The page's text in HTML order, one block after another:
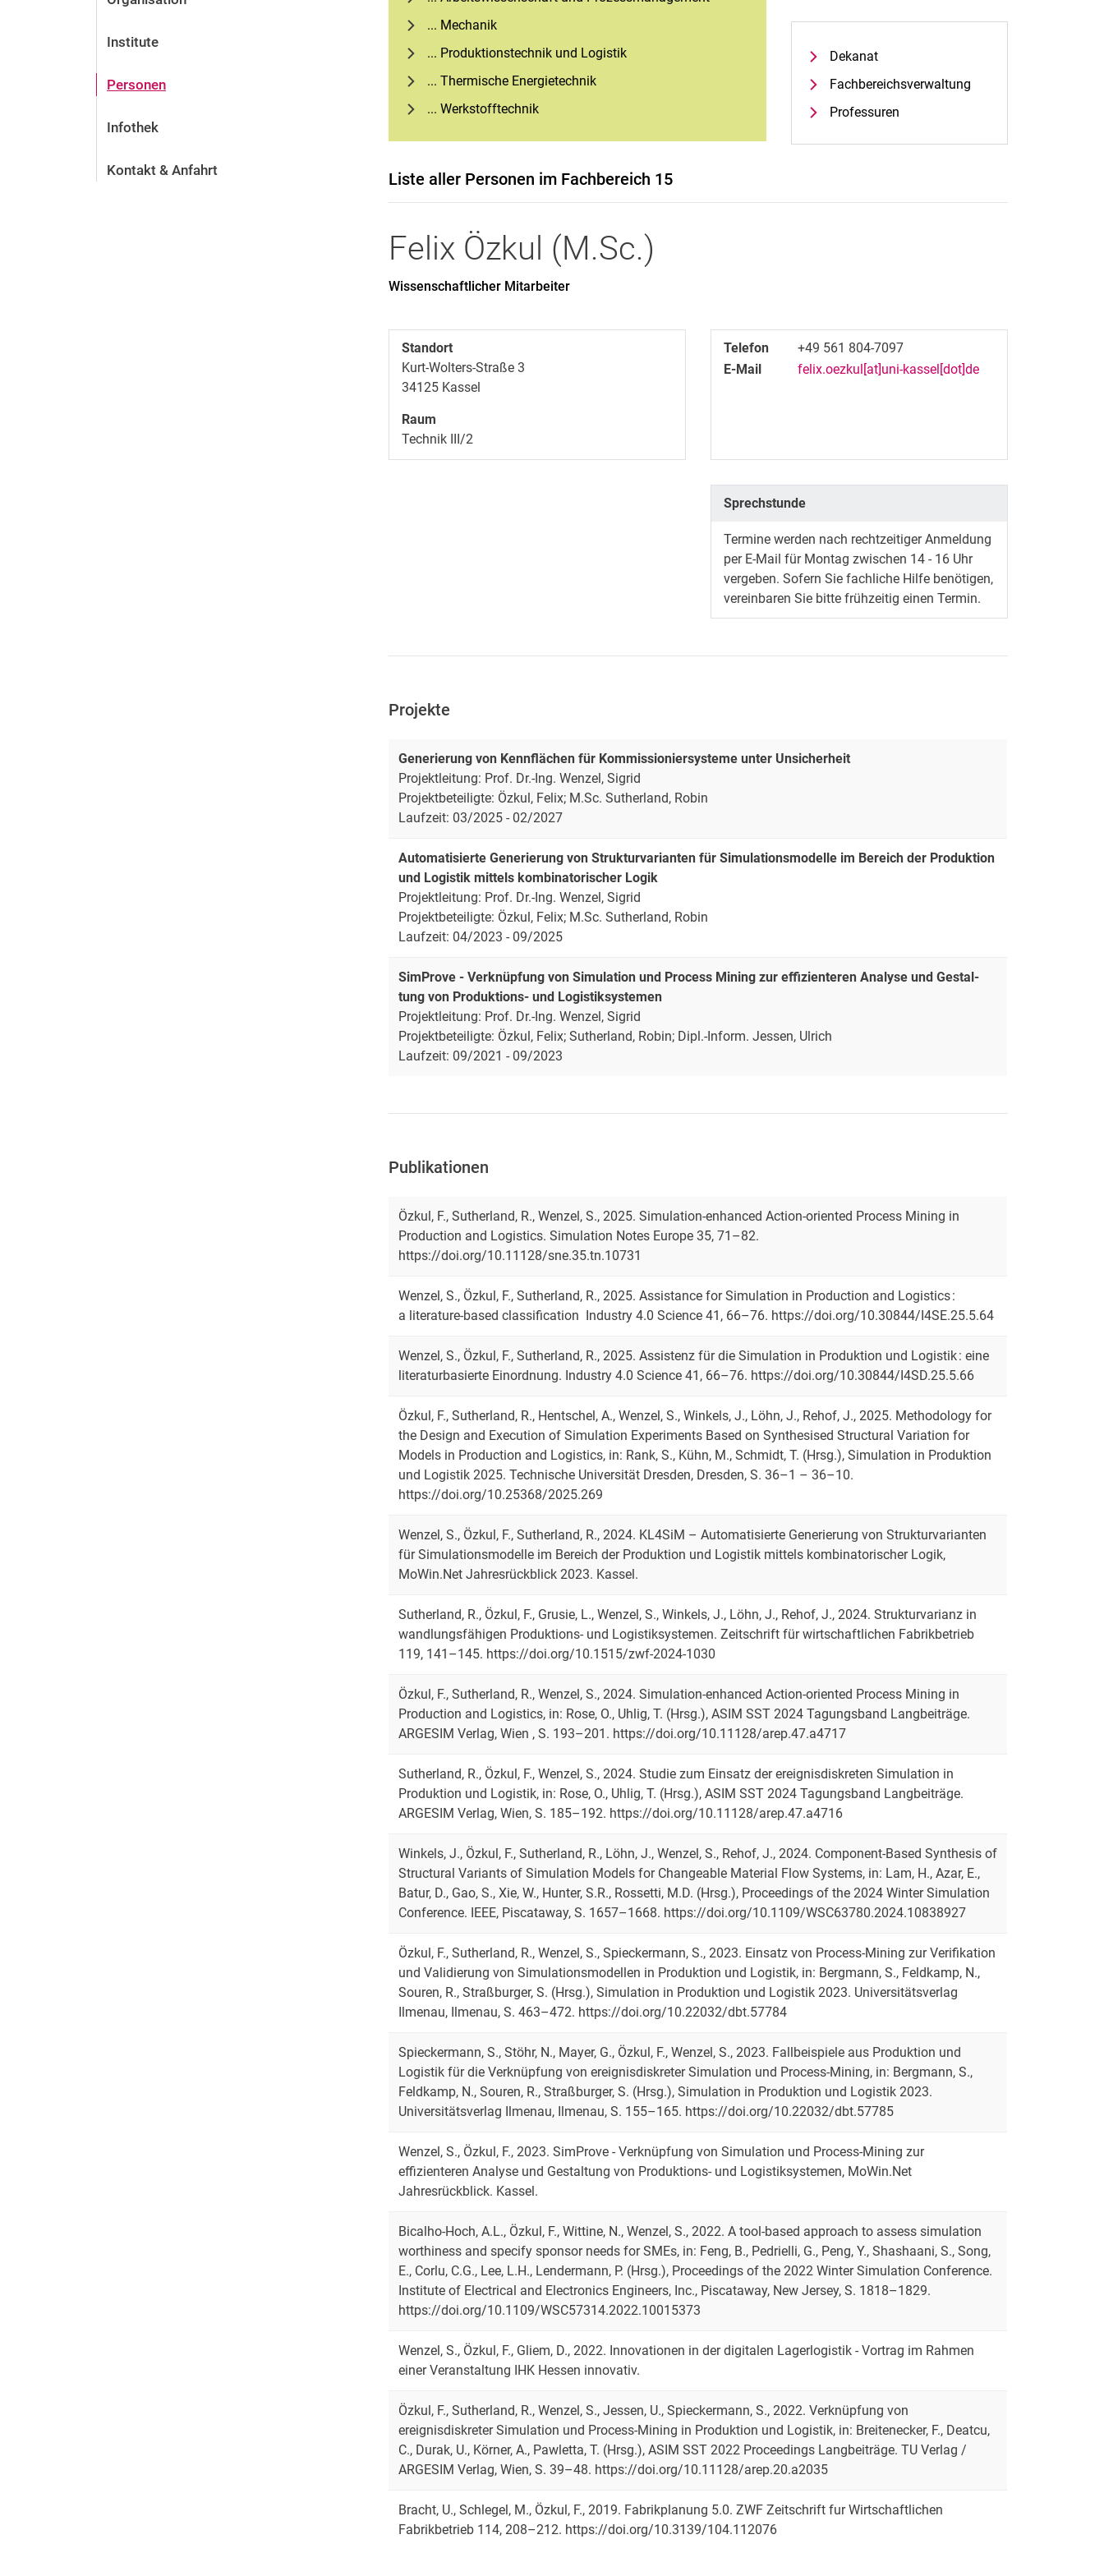
Institute
Personen
Infothek
Kontakt & Anfahrt
... Mechanik
... Produktionstechnik und Logistik
... Thermische Energietechnik
... Werkstofftechnik
Dekanat
Fach­be­reichs­ver­wal­tung
Professuren
Liste aller Personen im Fachbereich 15
Felix Özkul (M.Sc.)
Wissenschaftlicher Mitarbeiter
Standort
Kurt-Wolters-Straße 3
34125 Kassel
Raum
Technik III/2
Telefon
+49 561 804-7097
E-Mail
felix.oezkul[at]uni-kassel[dot]de
Sprechstunde
Termine werden nach rechtzeitiger Anmeldung
per E-Mail für Montag zwischen 14 - 16 Uhr
vergeben. Sofern Sie fachliche Hilfe benötigen,
vereinbaren Sie bitte frühzeitig einen Termin.
Projekte
Generierung von Kennflächen für Kommissioniersysteme unter Unsicherheit
Projektleitung: Prof. Dr.-Ing. Wenzel, Sigrid
Projektbeteiligte: Özkul, Felix; M.Sc. Sutherland, Robin
Laufzeit: 03/2025 - 02/2027
Automatisierte Generierung von Strukturvarianten für Simulationsmodelle im Bereich der Produktion
und Logistik mittels kombinatorischer Logik
Projektleitung: Prof. Dr.-Ing. Wenzel, Sigrid
Projektbeteiligte: Özkul, Felix; M.Sc. Sutherland, Robin
Laufzeit: 04/2023 - 09/2025
Sim­Pro­ve - Ver­knüp­fung von Si­mu­la­ti­on und Pro­cess Mi­ning zur ef­fi­zi­en­te­ren Ana­ly­se und Ge­stal­
tung von Pro­duk­ti­ons- und Lo­gis­tik­sys­te­men
Projektleitung: Prof. Dr.-Ing. Wenzel, Sigrid
Projektbeteiligte: Özkul, Felix; Sutherland, Robin; Dipl.-Inform. Jessen, Ulrich
Laufzeit: 09/2021 - 09/2023
Publikationen
Özkul, F., Sutherland, R., Wenzel, S., 2025. Simulation-enhanced Action-oriented Process Mining in
Production and Logistics. Simulation Notes Europe 35, 71–82.
https://doi.org/10.11128/sne.35.tn.10731
Wenzel, S., Özkul, F., Sutherland, R., 2025. Assistance for Simulation in Production and Logistics :
a literature-based classification Industry 4.0 Science 41, 66–76. https://doi.org/10.30844/I4SE.25.5.64
Wenzel, S., Özkul, F., Sutherland, R., 2025. Assistenz für die Simulation in Produktion und Logistik : eine
literaturbasierte Einordnung. Industry 4.0 Science 41, 66–76. https://doi.org/10.30844/I4SD.25.5.66
Özkul, F., Sutherland, R., Hentschel, A., Wenzel, S., Winkels, J., Löhn, J., Rehof, J., 2025. Methodology for
the Design and Execution of Simulation Experiments Based on Synthesised Structural Variation for
Models in Production and Logistics, in: Rank, S., Kühn, M., Schmidt, T. (Hrsg.), Simulation in Produktion
und Logistik 2025. Technische Universität Dresden, Dresden, S. 36–1 – 36–10.
https://doi.org/10.25368/2025.269
Wenzel, S., Özkul, F., Sutherland, R., 2024. KL4SiM – Automatisierte Generierung von Strukturvarianten
für Simulationsmodelle im Bereich der Produktion und Logistik mittels kombinatorischer Logik,
MoWin.Net Jahresrückblick 2023. Kassel.
Sutherland, R., Özkul, F., Grusie, L., Wenzel, S., Winkels, J., Löhn, J., Rehof, J., 2024. Strukturvarianz in
wandlungsfähigen Produktions- und Logistiksystemen. Zeitschrift für wirtschaftlichen Fabrikbetrieb
119, 141–145. https://doi.org/10.1515/zwf-2024-1030
Özkul, F., Sutherland, R., Wenzel, S., 2024. Simulation-enhanced Action-oriented Process Mining in
Production and Logistics, in: Rose, O., Uhlig, T. (Hrsg.), ASIM SST 2024 Tagungsband Langbeiträge.
ARGESIM Verlag, Wien , S. 193–201. https://doi.org/10.11128/arep.47.a4717
Sutherland, R., Özkul, F., Wenzel, S., 2024. Studie zum Einsatz der ereignisdiskreten Simulation in
Produktion und Logistik, in: Rose, O., Uhlig, T. (Hrsg.), ASIM SST 2024 Tagungsband Langbeiträge.
ARGESIM Verlag, Wien, S. 185–192. https://doi.org/10.11128/arep.47.a4716
Winkels, J., Özkul, F., Sutherland, R., Löhn, J., Wenzel, S., Rehof, J., 2024. Component-Based Synthesis of
Structural Variants of Simulation Models for Changeable Material Flow Systems, in: Lam, H., Azar, E.,
Batur, D., Gao, S., Xie, W., Hunter, S.R., Rossetti, M.D. (Hrsg.), Proceedings of the 2024 Winter Simulation
Conference. IEEE, Piscataway, S. 1657–1668. https://doi.org/10.1109/WSC63780.2024.10838927
Özkul, F., Sutherland, R., Wenzel, S., Spieckermann, S., 2023. Einsatz von Process-Mining zur Verifikation
und Validierung von Simulationsmodellen in Produktion und Logistik, in: Bergmann, S., Feldkamp, N.,
Souren, R., Straßburger, S. (Hrsg.), Simulation in Produktion und Logistik 2023. Universitätsverlag
Ilmenau, Ilmenau, S. 463–472. https://doi.org/10.22032/dbt.57784
Spieckermann, S., Stöhr, N., Mayer, G., Özkul, F., Wenzel, S., 2023. Fallbeispiele aus Produktion und
Logistik für die Verknüpfung von ereignisdiskreter Simulation und Process-Mining, in: Bergmann, S.,
Feldkamp, N., Souren, R., Straßburger, S. (Hrsg.), Simulation in Produktion und Logistik 2023.
Universitätsverlag Ilmenau, Ilmenau, S. 155–165. https://doi.org/10.22032/dbt.57785
Wenzel, S., Özkul, F., 2023. SimProve - Verknüpfung von Simulation und Process-Mining zur
effizienteren Analyse und Gestaltung von Produktions- und Logistiksystemen, MoWin.Net
Jahresrückblick. Kassel.
Bicalho-Hoch, A.L., Özkul, F., Wittine, N., Wenzel, S., 2022. A tool-based approach to assess simulation
worthiness and specify sponsor needs for SMEs, in: Feng, B., Pedrielli, G., Peng, Y., Shashaani, S., Song,
E., Corlu, C.G., Lee, L.H., Lendermann, P. (Hrsg.), Proceedings of the 2022 Winter Simulation Conference.
Institute of Electrical and Electronics Engineers, Inc., Piscataway, New Jersey, S. 1818–1829.
https://doi.org/10.1109/WSC57314.2022.10015373
Wenzel, S., Özkul, F., Gliem, D., 2022. Innovationen in der digitalen Lagerlogistik - Vortrag im Rahmen
einer Veranstaltung IHK Hessen innovativ.
Özkul, F., Sutherland, R., Wenzel, S., Jessen, U., Spieckermann, S., 2022. Verknüpfung von
ereignisdiskreter Simulation und Process-Mining in Produktion und Logistik, in: Breitenecker, F., Deatcu,
C., Durak, U., Körner, A., Pawletta, T. (Hrsg.), ASIM SST 2022 Proceedings Langbeiträge. TU Verlag /
ARGESIM Verlag, Wien, S. 39–48. https://doi.org/10.11128/arep.20.a2035
Bracht, U., Schlegel, M., Özkul, F., 2019. Fabrikplanung 5.0. ZWF Zeitschrift fur Wirtschaftlichen
Fabrikbetrieb 114, 208–212. https://doi.org/10.3139/104.112076